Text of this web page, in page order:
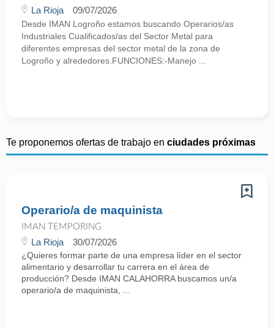
La Rioja 09/07/2026
Desde IMAN Logroño estamos buscando Operarios/as
Industriales Cualificados/as del Sector Metal para
diferentes empresas del sector metal de la zona de
Logroño y alrededores.FUNCIONES:-Manejo ...
Te proponemos ofertas de trabajo en ciudades próximas
Operario/a de maquinista
IMAN TEMPORING
La Rioja 30/07/2026
¿Quieres formar parte de una empresa líder en el sector
alimentario y desarrollar tu carrera en el área de
producción? Desde IMAN CALAHORRA buscamos un/a
operario/a de maquinista, ...